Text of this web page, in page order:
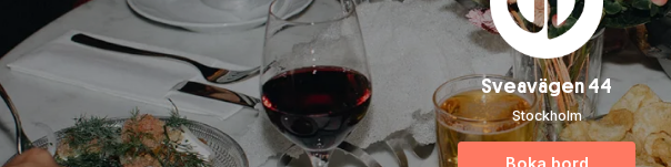
Sveavägen 44
Stockholm
Boka bord